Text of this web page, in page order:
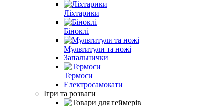
Ліхтарики
Біноклі
Мультитули та ножі
Запальнички
Термоси
Електросамокати
Ігри та розваги